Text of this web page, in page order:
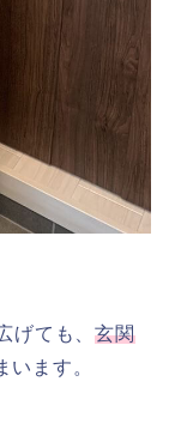
げても、玄関
います。